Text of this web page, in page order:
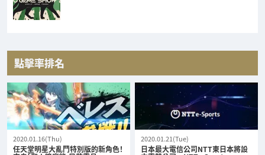
點擊率排名
2020.01.16(Thu)
任天堂明星大亂鬥特別版的新角色！
2020.01.21(Tue)
日本最大電信公司NTT東日本將設